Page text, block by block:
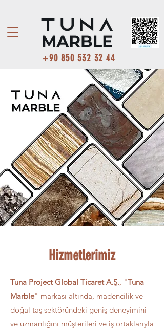
+90 850 532 32 44
Hizmetlerimiz
Tuna Project Global Ticaret A.Ş., "Tuna
Marble" markası altında, madencilik ve
doğal taş sektöründeki geniş deneyimini
ve uzmanlığını müşterileri ve iş ortaklarıyla